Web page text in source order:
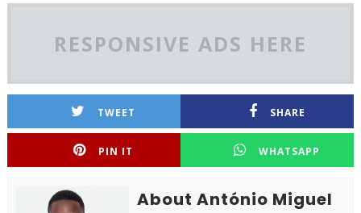
RESPONSIVE ADS HERE
TWEET SHARE
PIN IT WHATSAPP
About António Miguel